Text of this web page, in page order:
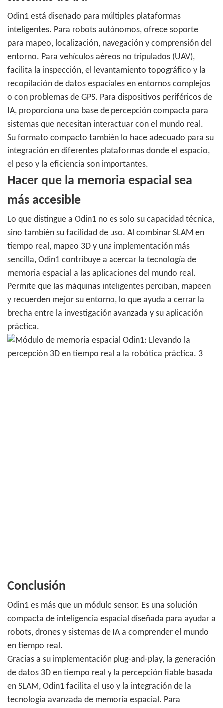
Odin1 está diseñado para múltiples plataformas
inteligentes. Para robots autónomos, ofrece soporte
para mapeo, localización, navegación y comprensión del
entorno. Para vehículos aéreos no tripulados (UAV),
facilita la inspección, el levantamiento topográfico y la
recopilación de datos espaciales en entornos complejos
o con problemas de GPS. Para dispositivos periféricos de
IA, proporciona una base de percepción compacta para
sistemas que necesitan interactuar con el mundo real.
Su formato compacto también lo hace adecuado para su
integración en diferentes plataformas donde el espacio,
el peso y la eficiencia son importantes.
Hacer que la memoria espacial sea
más accesible
Lo que distingue a Odin1 no es solo su capacidad técnica,
sino también su facilidad de uso. Al combinar SLAM en
tiempo real, mapeo 3D y una implementación más
sencilla, Odin1 contribuye a acercar la tecnología de
memoria espacial a las aplicaciones del mundo real.
Permite que las máquinas inteligentes perciban, mapeen
y recuerden mejor su entorno, lo que ayuda a cerrar la
brecha entre la investigación avanzada y su aplicación
práctica.
Conclusión
Odin1 es más que un módulo sensor. Es una solución
compacta de inteligencia espacial diseñada para ayudar a
robots, drones y sistemas de IA a comprender el mundo
en tiempo real.
Gracias a su implementación plug-and-play, la generación
de datos 3D en tiempo real y la percepción fiable basada
en SLAM, Odin1 facilita el uso y la integración de la
tecnología avanzada de memoria espacial. Para